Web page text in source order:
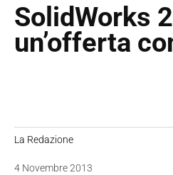
SolidWorks
un’offerta
La Redazione
4 Novembre 2013